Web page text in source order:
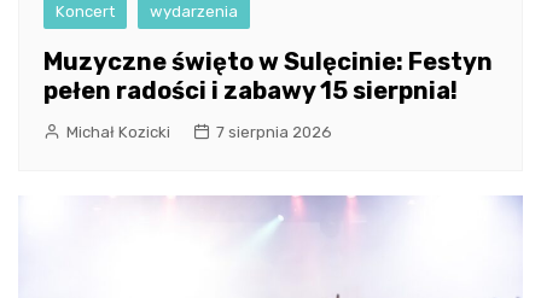
Koncert wydarzenia
Muzyczne święto w Sulęcinie: Festyn
pełen radości i zabawy 15 sierpnia!
Michał Kozicki 7 sierpnia 2026